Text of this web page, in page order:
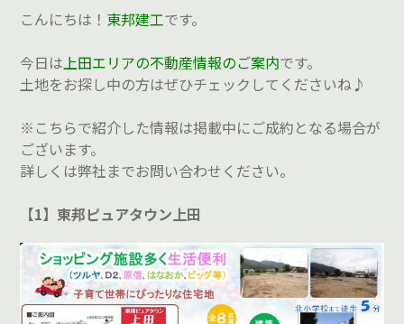
こんにちは！ 東邦建工です。
今日は上田エリアの不動産情報のご案内です。
土地をお探し中の方はぜひチェックしてくださいね♪
※こちらで紹介した情報は掲載中にご成約となる場合が
ございます。
詳しくは弊社までお問い合わせください。
【1】東邦ピュアタウン上田